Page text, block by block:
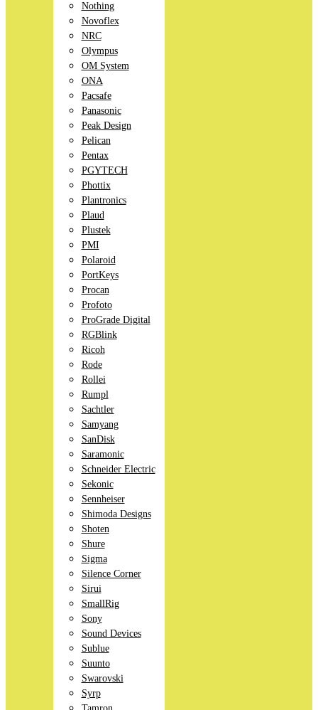
Nothing
Novoflex
NRC
Olympus
OM System
ONA
Pacsafe
Panasonic
Peak Design
Pelican
Pentax
PGYTECH
Phottix
Plantronics
Plaud
Plustek
PMI
Polaroid
PortKeys
Procan
Profoto
ProGrade Digital
RGBlink
Ricoh
Rode
Rollei
Rumpl
Sachtler
Samyang
SanDisk
Saramonic
Schneider Electric
Sekonic
Sennheiser
Shimoda Designs
Shoten
Shure
Sigma
Silence Corner
Sirui
SmallRig
Sony
Sound Devices
Sublue
Suunto
Swarovski
Syrp